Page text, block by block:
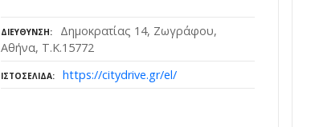
ΔΙΕΎΘΥΝΣΗ
Δημοκρατίας 14, Ζωγράφου,
Αθήνα, Τ.Κ.15772
ΙΣΤΟΣΕΛΊΔΑ https://citydrive.gr/el/